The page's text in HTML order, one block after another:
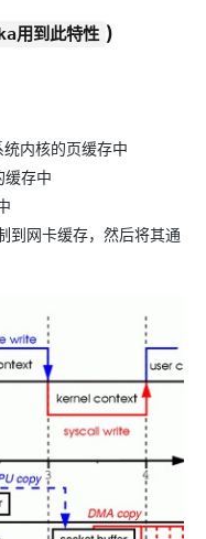
用到此特性 )
内核的页缓存中
缓存中
到网卡缓存，然后将其通